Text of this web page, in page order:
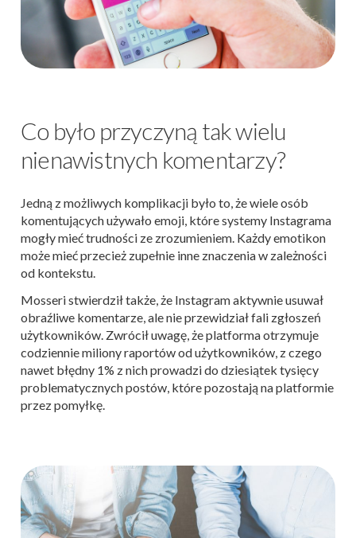
Co było przyczyną tak wielu
nienawistnych komentarzy?
Jedną z możliwych komplikacji było to, że wiele osób
komentujących używało emoji, które systemy Instagrama
mogły mieć trudności ze zrozumieniem. Każdy emotikon
może mieć przecież zupełnie inne znaczenia w zależności
od kontekstu.
Mosseri stwierdził także, że Instagram aktywnie usuwał
obraźliwe komentarze, ale nie przewidział fali zgłoszeń
użytkowników. Zwrócił uwagę, że platforma otrzymuje
codziennie miliony raportów od użytkowników, z czego
nawet błędny 1% z nich prowadzi do dziesiątek tysięcy
problematycznych postów, które pozostają na platformie
przez pomyłkę.